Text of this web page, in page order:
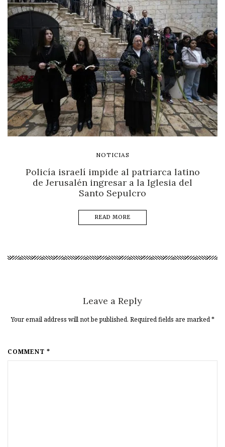
NOTICIAS
Policía israelí impide al patriarca latino
de Jerusalén ingresar a la Iglesia del
Santo Sepulcro
READ MORE
Leave a Reply
Your email address will not be published. Required fields are marked*
COMMENT *